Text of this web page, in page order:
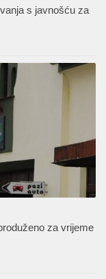
s javnošću za
za vrijeme